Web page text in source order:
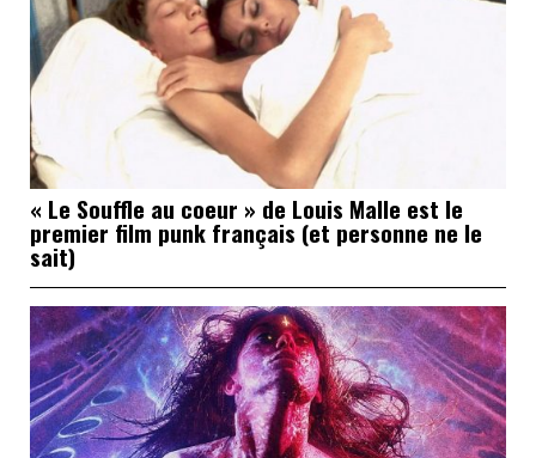
« Le Souffle au coeur » de Louis Malle est le
premier film punk français (et personne ne le
sait)